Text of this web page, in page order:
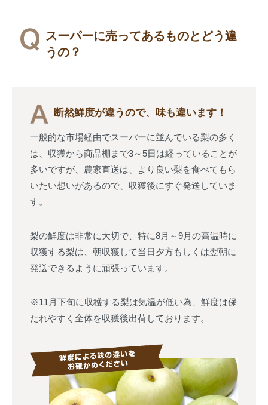
スーパーに売ってあるものとどう違
うの？
断然鮮度が違うので、味も違います！
一般的な市場経由でスーパーに並んでいる梨の多く
は、収獲から商品棚まで3～5日は経っていることが
多いですが、農家直送は、より良い梨を食べてもら
いたい想いがあるので、収獲後にすぐ発送していま
す。
梨の鮮度は非常に大切で、特に8月～9月の高温時に
収獲する梨は、朝収獲して当日夕方もしくは翌朝に
発送できるように頑張っています。
※11月下旬に収穫する梨は気温が低い為、鮮度は保
たれやすく全体を収獲後出荷しております。